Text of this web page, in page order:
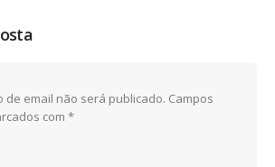
de email não será publicado. Campos
com *